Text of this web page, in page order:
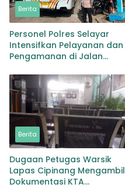
Berita
Personel Polres Selayar
Intensifkan Pelayanan dan
Pengamanan di Jalan
Masyarakat hingga
Pelabuhan
Berita
Dugaan Petugas Warsik
Lapas Cipinang Mengambil
Dokumentasi KTA